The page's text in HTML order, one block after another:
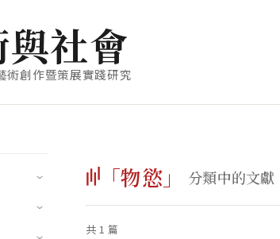
與社會
術創作暨策展實踐研究
「物慾」 分類中的文獻
共 1 篇